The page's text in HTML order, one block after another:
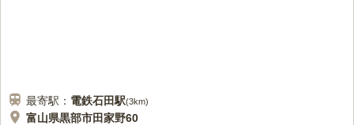
最寄駅： 電鉄石田駅(3km)
富山県黒部市田家野60